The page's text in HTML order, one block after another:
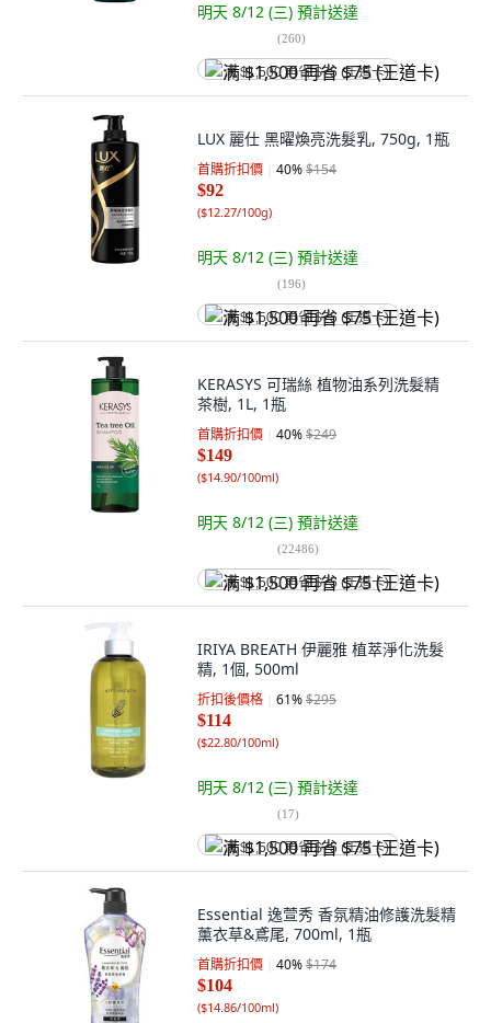
明天 8/12 (三) 預計送達
(260)
满 $1,500 再省 $75 (王道卡)
LUX 麗仕 黑曜煥亮洗髮乳, 750g, 1瓶
首購折扣價 40%$154
$92
($12.27/100g)
明天 8/12 (三) 預計送達
(196)
满 $1,500 再省 $75 (王道卡)
KERASYS 可瑞絲 植物油系列洗髮精
茶樹, 1L, 1瓶
首購折扣價 40%$249
$149
($14.90/100ml)
明天 8/12 (三) 預計送達
(22486)
满 $1,500 再省 $75 (王道卡)
IRIYA BREATH 伊麗雅 植萃淨化洗髮
精, 1個, 500ml
折扣後價格 61%$295
$114
($22.80/100ml)
明天 8/12 (三) 預計送達
(17)
满 $1,500 再省 $75 (王道卡)
Essential 逸萱秀 香氛精油修護洗髮精
薰衣草&鳶尾, 700ml, 1瓶
首購折扣價 40%$174
$104
($14.86/100ml)